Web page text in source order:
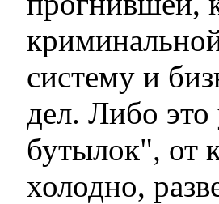
систему и
дел. Либо
бутылок", от
холодно,